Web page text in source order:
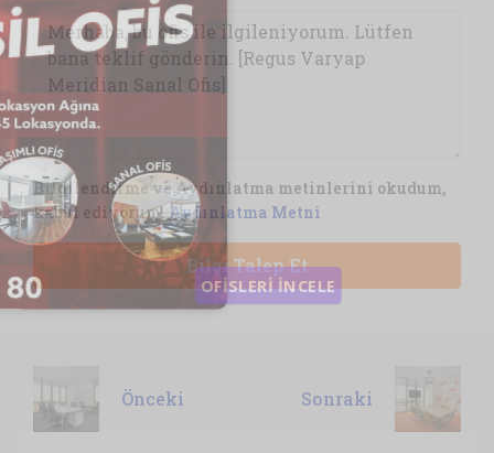
Bilgilendirme ve Aydınlatma metinlerini okudum,
kabul ediyorum.Aydınlatma Metni
Bilgi Talep Et
Önceki Sonraki